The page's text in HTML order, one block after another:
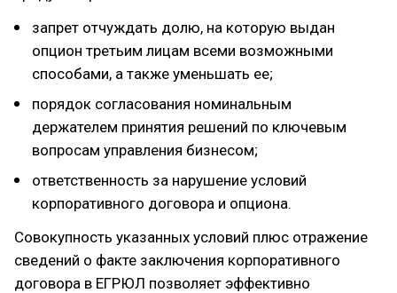
запрет отчуждать долю, на которую выдан
опцион третьим лицам всеми возможными
способами, а также уменьшать ее;
порядок согласования номинальным
держателем принятия решений по ключевым
вопросам управления бизнесом;
ответственность за нарушение условий
корпоративного договора и опциона.
Совокупность указанных условий плюс отражение
сведений о факте заключения корпоративного
договора в ЕГРЮЛ позволяет эффективно